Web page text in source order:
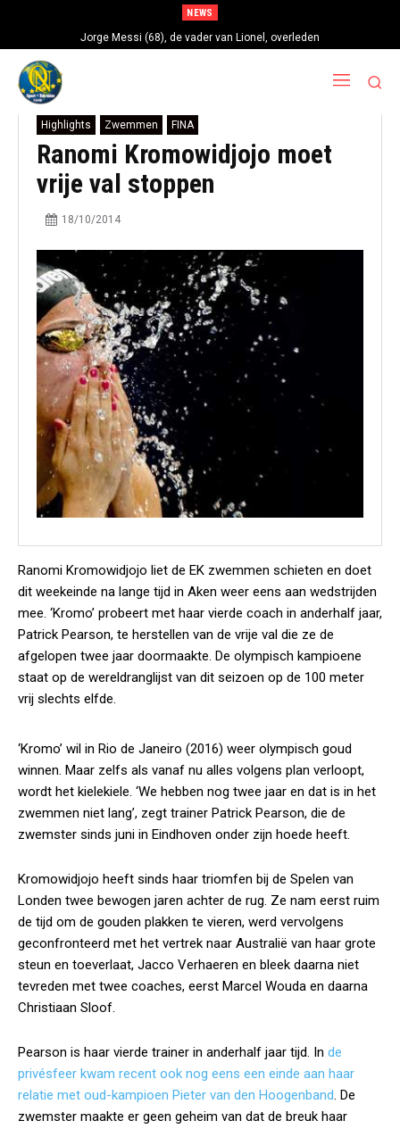
NEWS
Jorge Messi (68), de vader van Lionel, overleden
Highlights Zwemmen FINA
Ranomi Kromowidjojo moet
vrije val stoppen
18/10/2014
Ranomi Kromowidjojo liet de EK zwemmen schieten en doet
dit weekeinde na lange tijd in Aken weer eens aan wedstrijden
mee. ‘Kromo’ probeert met haar vierde coach in anderhalf jaar,
Patrick Pearson, te herstellen van de vrije val die ze de
afgelopen twee jaar doormaakte. De olympisch kampioene
staat op de wereldranglijst van dit seizoen op de 100 meter
vrij slechts elfde.
‘Kromo’ wil in Rio de Janeiro (2016) weer olympisch goud
winnen. Maar zelfs als vanaf nu alles volgens plan verloopt,
wordt het kielekiele. ‘We hebben nog twee jaar en dat is in het
zwemmen niet lang’, zegt trainer Patrick Pearson, die de
zwemster sinds juni in Eindhoven onder zijn hoede heeft.
Kromowidjojo heeft sinds haar triomfen bij de Spelen van
Londen twee bewogen jaren achter de rug. Ze nam eerst ruim
de tijd om de gouden plakken te vieren, werd vervolgens
geconfronteerd met het vertrek naar Australië van haar grote
steun en toeverlaat, Jacco Verhaeren en bleek daarna niet
tevreden met twee coaches, eerst Marcel Wouda en daarna
Christiaan Sloof.
Pearson is haar vierde trainer in anderhalf jaar tijd. In de
privésfeer kwam recent ook nog eens een einde aan haar
relatie met oud-kampioen Pieter van den Hoogenband. De
zwemster maakte er geen geheim van dat de breuk haar